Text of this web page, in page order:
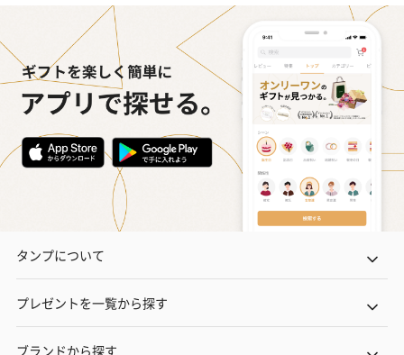
タンプについて
プレゼントを一覧から探す
ブランドから探す